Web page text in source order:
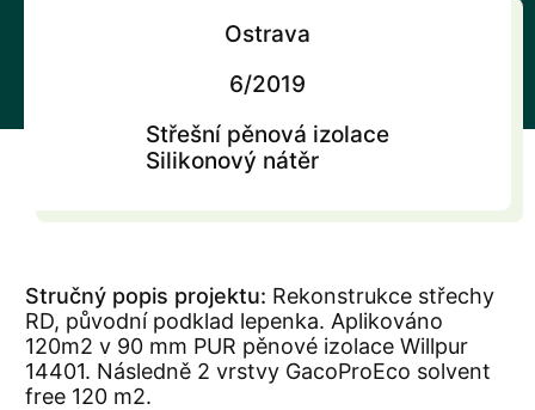
Zateplení ploché střechy, Ostrava
Ostrava
6/2019
Střešní pěnová izolace
Silikonový nátěr
Stručný popis projektu: Rekonstrukce střechy
RD, původní podklad lepenka. Aplikováno
120m2 v 90 mm PUR pěnové izolace Willpur
14401. Následně 2 vrstvy GacoProEco solvent
free 120 m2.